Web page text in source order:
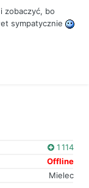
zobaczyć, bo
sympatycznie
1 114
Offline
Mielec